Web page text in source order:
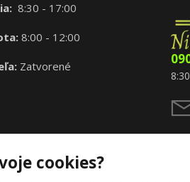
8:30 - 17:00
8:00 - 12:00
Zatvorené
cookies?